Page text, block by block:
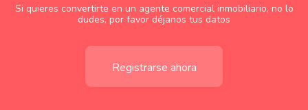
Si quieres convertirte en un agente comercial inmobiliario, no lo
dudes, por favor déjanos tus datos
Registrarse ahora